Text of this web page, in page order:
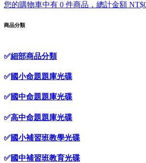
您的購物車中有 0 件商品，總計金額
商品分類
✅細部商品分類
✅國小命題題庫光碟
✅國中命題題庫光碟
✅高中命題題庫光碟
✅國小補習班教學光碟
✅國中補習班教育光碟